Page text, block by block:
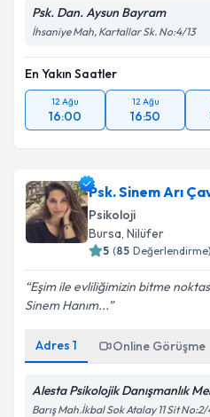
Psk. Dan. Aysun Bayram
İhsaniye Mah, Kartallar Sk. No:4/13
En Yakın Saatler
12 Ağu
16:00
12 Ağu
16:50
Psk. Sinem Arı
Psikoloji
Bursa, Nilüfer
5 (85 Değerlendirme)
Eşim ile evliliğimizin bitme
Sinem Hanım...
Adres 1 Online Görüşme
Alesta Psikolojik Danışmanlık
Barış Mah.İkbal Sok Atalay 11 Sit No:2/